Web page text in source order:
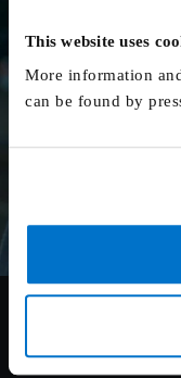
This website uses
More information
can be found by
Ein